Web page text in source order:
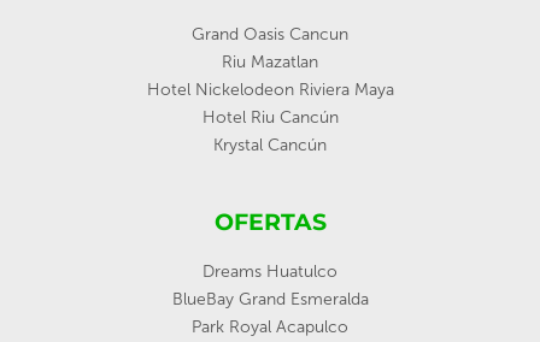
Grand Oasis Cancun
Riu Mazatlan
Hotel Nickelodeon Riviera Maya
Hotel Riu Cancún
Krystal Cancún
OFERTAS
Dreams Huatulco
BlueBay Grand Esmeralda
Park Royal Acapulco